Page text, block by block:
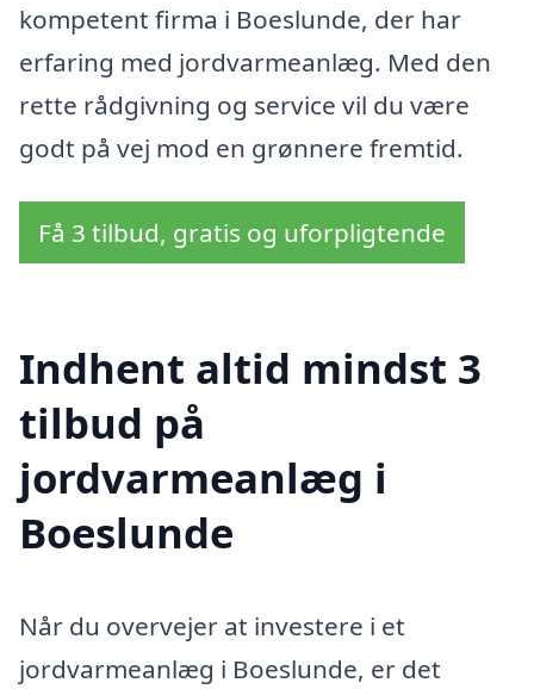
kompetent firma i Boeslunde, der har
erfaring med jordvarmeanlæg. Med den
rette rådgivning og service vil du være
godt på vej mod en grønnere fremtid.
Få 3 tilbud, gratis og uforpligtende
Indhent altid mindst 3
tilbud på
jordvarmeanlæg i
Boeslunde
Når du overvejer at investere i et
jordvarmeanlæg i Boeslunde, er det